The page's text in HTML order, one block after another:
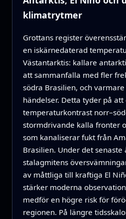
klimatrytmer
Grottans register
en iskärnedaterad
Västantarktis: kallare
att sammanfalla med fler
södra Brasilien, och
händelser. Detta tyder på
temperaturkontrast
stormdrivande kalla fronter
som kanaliserar fukt från
Brasilien. Under det
stalagmitens
av måttliga till kraftiga El
stärker moderna
medför en högre risk för
regionen. På längre